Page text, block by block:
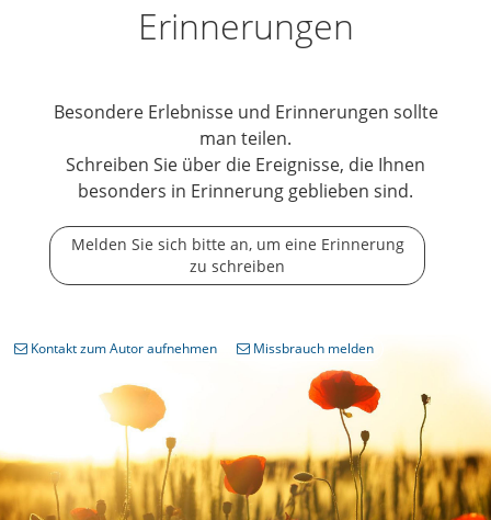
Erinnerungen
Besondere Erlebnisse und Erinnerungen sollte
man teilen.
Schreiben Sie über die Ereignisse, die Ihnen
besonders in Erinnerung geblieben sind.
Melden Sie sich bitte an, um eine Erinnerung
zu schreiben
Kontakt zum Autor aufnehmen Missbrauch melden